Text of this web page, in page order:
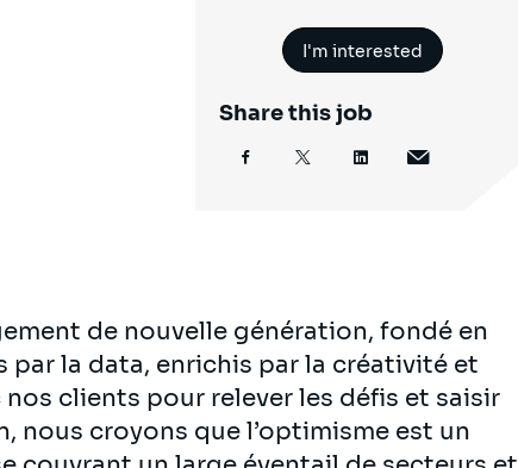
I'm interested
Share this job
de nouvelle génération, fondé en
par la data, enrichis par la créativité et
clients pour relever les défis et saisir
nous croyons que l’optimisme est un